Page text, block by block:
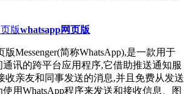
whatsapp网页版
版Messenger(简称WhatsApp),是一款用于
通讯的跨平台应用程序,它借助推送通知服
收亲友和同事发送的消息,并且免费从发送
用WhatsApp程序来发送和接收信息、图